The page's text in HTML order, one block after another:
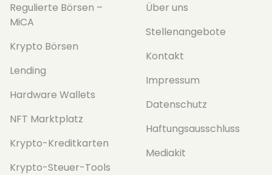
Regulierte Börsen –
MiCA
Krypto Börsen
Lending
Hardware Wallets
NFT Marktplatz
Krypto-Kreditkarten
Krypto-Steuer-Tools
Über uns
Stellenangebote
Kontakt
Impressum
Datenschutz
Haftungsausschluss
Mediakit